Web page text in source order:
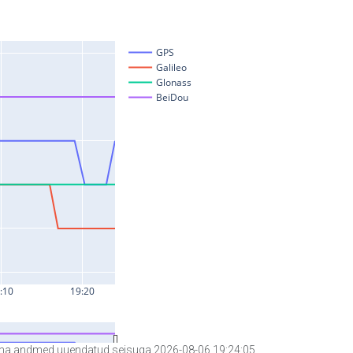
andmed uuendatud seisuga 2026-08-06 19:24:05